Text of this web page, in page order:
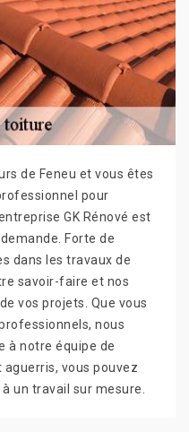
de Feneu et vous êtes
pour
GK Rénové est
Forte de
dans les travaux de
savoir-faire et nos
vos projets. Que vous
nous
à notre équipe de
vous pouvez
un travail sur mesure.